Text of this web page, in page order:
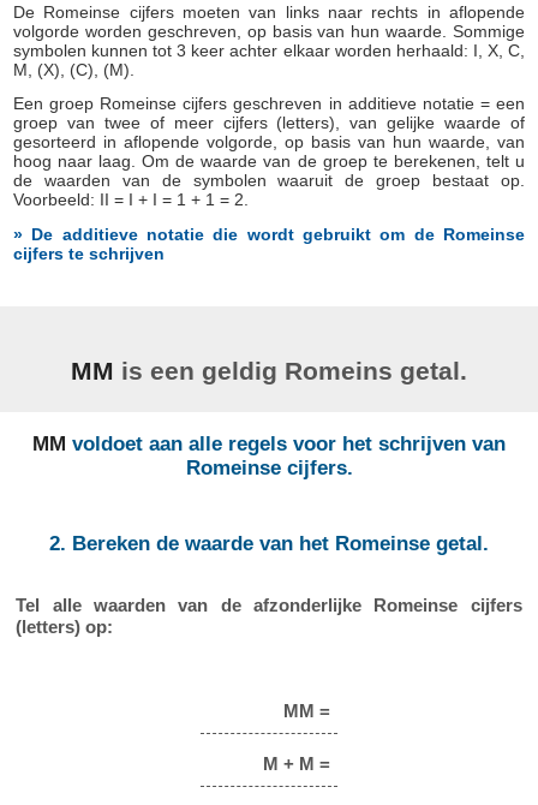
De Romeinse cijfers moeten van links naar rechts in aflopende
volgorde worden geschreven, op basis van hun waarde. Sommige
symbolen kunnen tot 3 keer achter elkaar worden herhaald: I, X, C,
M, (X), (C), (M).
Een groep Romeinse cijfers geschreven in additieve notatie = een
groep van twee of meer cijfers (letters), van gelijke waarde of
gesorteerd in aflopende volgorde, op basis van hun waarde, van
hoog naar laag. Om de waarde van de groep te berekenen, telt u
de waarden van de symbolen waaruit de groep bestaat op.
Voorbeeld: II = I + I = 1 + 1 = 2.
» De additieve notatie die wordt gebruikt om de Romeinse
cijfers te schrijven
MM is een geldig Romeins getal.
MM voldoet aan alle regels voor het schrijven van
Romeinse cijfers.
2. Bereken de waarde van het Romeinse getal.
Tel alle waarden van de afzonderlijke Romeinse cijfers
(letters) op:
MM =
M + M =